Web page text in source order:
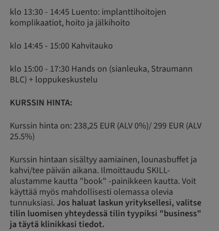
klo 13:30 - 14:45 Luento: implanttihoitojen
komplikaatiot, hoito ja jälkihoito
klo 14:45 - 15:00 Kahvitauko
klo 15:00 - 17:30 Hands on (sianleuka, Straumann
BLC) + loppukeskustelu
KURSSIN HINTA:
Kurssin hinta on: 238,25 EUR (ALV 0%)/ 299 EUR (ALV
25.5%)
Kurssin hintaan sisältyy aamiainen, lounasbuffet ja
kahvi/tee päivän aikana. Ilmoittaudu SKILL-
alustamme kautta "book" -painikkeen kautta. Voit
käyttää myös mahdollisesti olemassa olevia
tunnuksiasi. Jos haluat laskun yrityksellesi, valitse
tilin luomisen yhteydessä tilin tyypiksi "business"
ja täytä klinikkasi tiedot.